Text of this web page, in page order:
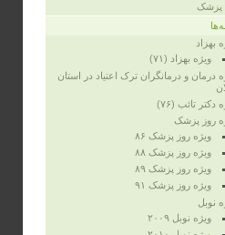
پزشک
بهزاد
ویژه‌ بهزاد (۷۱)
درمان و درمانگران ترک اعتیاد در استان
دکتر تائب (۷۶)
روز پزشک
ویژه روز پزشک ۸۶
ویژه‌ روز پزشک ۸۸
ویژه‌ روز پزشک ۸۹
ویژه‌ روز پزشک ۹۱
نوبل
ویژه‌ نوبل ۲۰۰۹